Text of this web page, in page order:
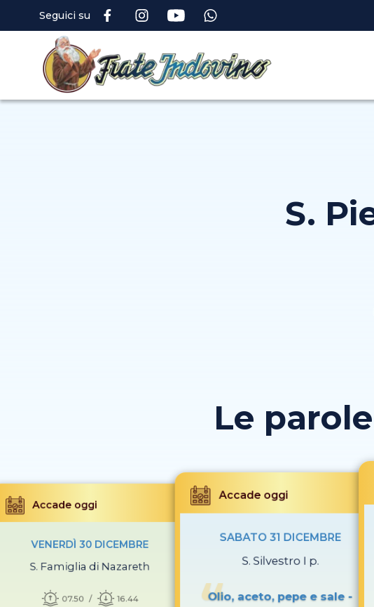
Seguici su
S.
Le
Accade oggi
VENERDÌ 30 DICEMBRE
S. Famiglia di Nazareth
07.50 16.44
Accade oggi
SABATO 31 DICEMBRE
S. Silvestro I p.
Olio, aceto, pepe e sale -